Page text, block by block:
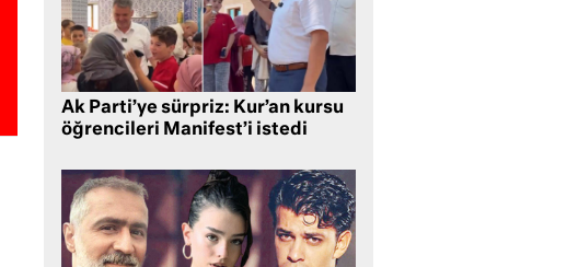
Ak Parti’ye sürpriz: Kur’an kursu
öğrencileri Manifest’i istedi